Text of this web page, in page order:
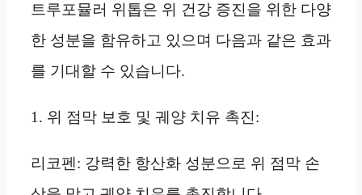
트루포뮬러 위톱은 위 건강 증진을 위한 다양
한 성분을 함유하고 있으며 다음과 같은 효과
를 기대할 수 있습니다.
1. 위 점막 보호 및 궤양 치유 촉진:
리코펜: 강력한 항산화 성분으로 위 점막 손